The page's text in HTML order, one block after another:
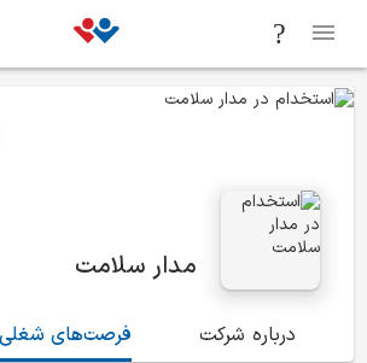
مدار سلامت
درباره شرکت فرصت‌های شغلی